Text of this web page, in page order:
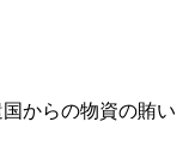
からの物資の賄い